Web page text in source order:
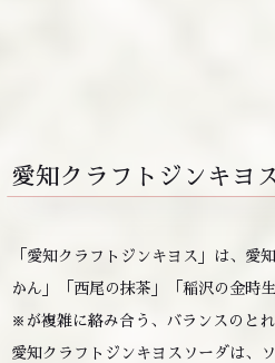
愛知クラフトジンキヨ
「愛知クラフトジンキヨス」は、愛
かん」「西尾の抹茶」「稲沢の金時
※ が複雑に絡み合う、バランスのと
愛知クラフトジンキヨスソーダは、